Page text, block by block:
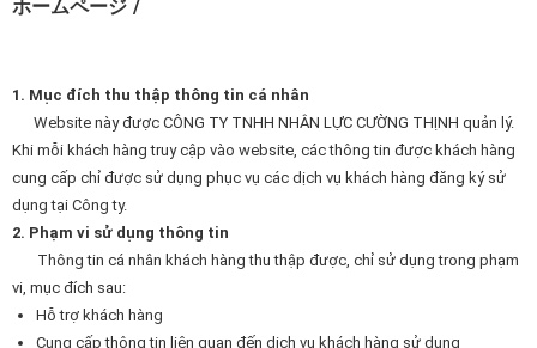
ホームページ /
1. Mục đích thu thập thông tin cá nhân
Website này được CÔNG TY TNHH NHÂN LỰC CƯỜNG THỊNH quản lý.
Khi mỗi khách hàng truy cập vào website, các thông tin được khách hàng
cung cấp chỉ được sử dụng phục vụ các dịch vụ khách hàng đăng ký sử
dụng tại Công ty.
2. Phạm vi sử dụng thông tin
Thông tin cá nhân khách hàng thu thập được, chỉ sử dụng trong phạm
vi, mục đích sau:
Hỗ trợ khách hàng
Cung cấp thông tin liên quan đến dịch vụ khách hàng sử dụng